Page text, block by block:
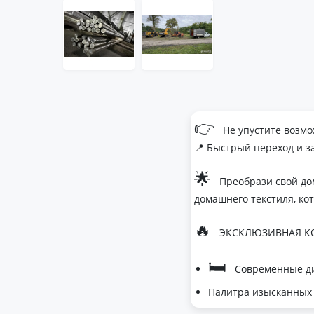
👉
Не упустите
📍 Быстрый переход и
🌟
Преобрази свой
домашнего текстиля,
🔥 ЭКСКЛЮЗИВНАЯ
🛏
Современные
Палитра изысканных